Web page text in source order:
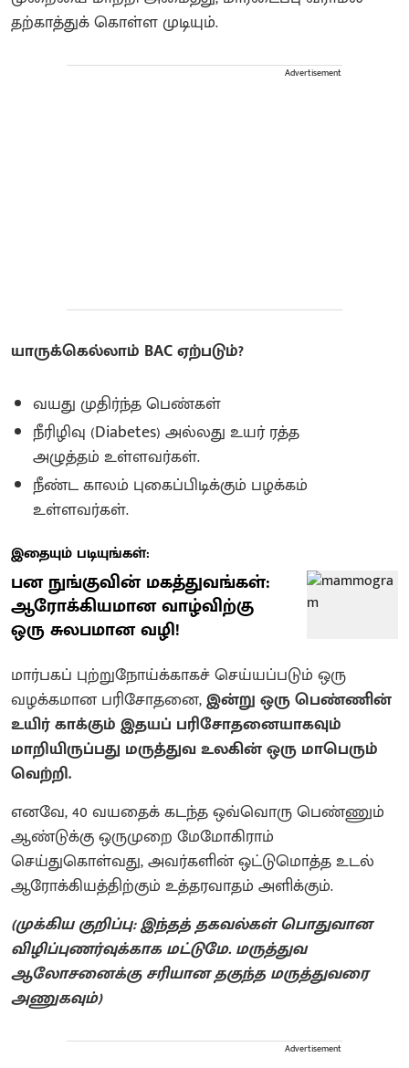
தற்காத்துக் கொள்ள முடியும்.
Advertisement
யாருக்கெல்லாம் BAC ஏற்படும்?
வயது முதிர்ந்த பெண்கள்
நீரிழிவு (Diabetes) அல்லது உயர் ரத்த
அழுத்தம் உள்ளவர்கள்.
நீண்ட காலம் புகைப்பிடிக்கும் பழக்கம்
உள்ளவர்கள்.
இதையும் படியுங்கள்:
பன நுங்குவின் மகத்துவங்கள்:
ஆரோக்கியமான வாழ்விற்கு
ஒரு சுலபமான வழி!
மார்பகப் புற்றுநோய்க்காகச் செய்யப்படும் ஒரு
வழக்கமான பரிசோதனை,இன்று ஒரு பெண்ணின்
உயிர் காக்கும் இதயப் பரிசோதனையாகவும்
மாறியிருப்பது மருத்துவ உலகின் ஒரு மாபெரும்
வெற்றி.
எனவே, 40 வயதைக் கடந்த ஒவ்வொரு பெண்ணும்
ஆண்டுக்கு ஒருமுறை மேமோகிராம்
செய்துகொள்வது, அவர்களின் ஒட்டுமொத்த உடல்
ஆரோக்கியத்திற்கும் உத்தரவாதம் அளிக்கும்.
(முக்கிய குறிப்பு: இந்தத் தகவல்கள் பொதுவான
விழிப்புணர்வுக்காக மட்டுமே. மருத்துவ
ஆலோசனைக்கு சரியான தகுந்த மருத்துவரை
அணுகவும்)
Advertisement